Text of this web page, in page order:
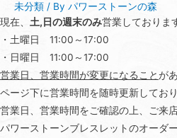
未分類 / By パワーストーンの森
現在、 土,日の週末のみ営業しておりま
・土曜日 11:00～17:00
・日曜日 11:00～17:00
営業日、営業時間が変更になることが
ページ下に営業時間を随時更新しており
営業日、営業時間をご確認の上、ご来
パワーストーンブレスレットのオーダ